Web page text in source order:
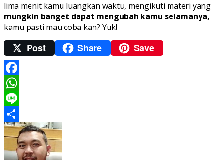
lima menit kamu luangkan waktu, mengikuti materi yang
mungkin banget dapat mengubah kamu selamanya,
kamu pasti mau coba kan? Yuk!
Post Share Save
Facebook
WhatsApp
Line
Share